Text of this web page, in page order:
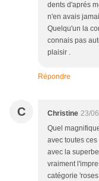
dents d'aprés
n'en avais
Quelqu'un la
connais pas
plaisir .
Répondre
C Christine 23/
Quel
avec toutes
avec la
vraiment
catégorie